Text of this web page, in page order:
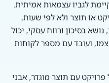
לגביו עצמאות אמיתית.
או תוצר ולא לפי שעות,
בסיכון ורווח עסקי, יכול
ועובד עם מספר לקוחות
עם תוצר מוגדר, אבני